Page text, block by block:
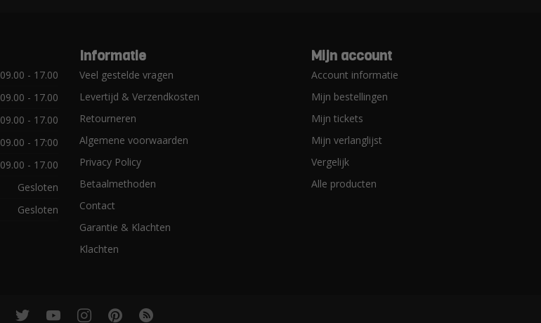
09.00 - 17.00
09.00 - 17.00
09.00 - 17.00
09.00 - 17:00
09.00 - 17.00
Gesloten
Gesloten
Informatie
Veel gestelde vragen
Levertijd & Verzendkosten
Retourneren
Algemene voorwaarden
Privacy Policy
Betaalmethoden
Contact
Garantie & Klachten
Klachten
Mijn account
Account informatie
Mijn bestellingen
Mijn tickets
Mijn verlanglijst
Vergelijk
Alle producten